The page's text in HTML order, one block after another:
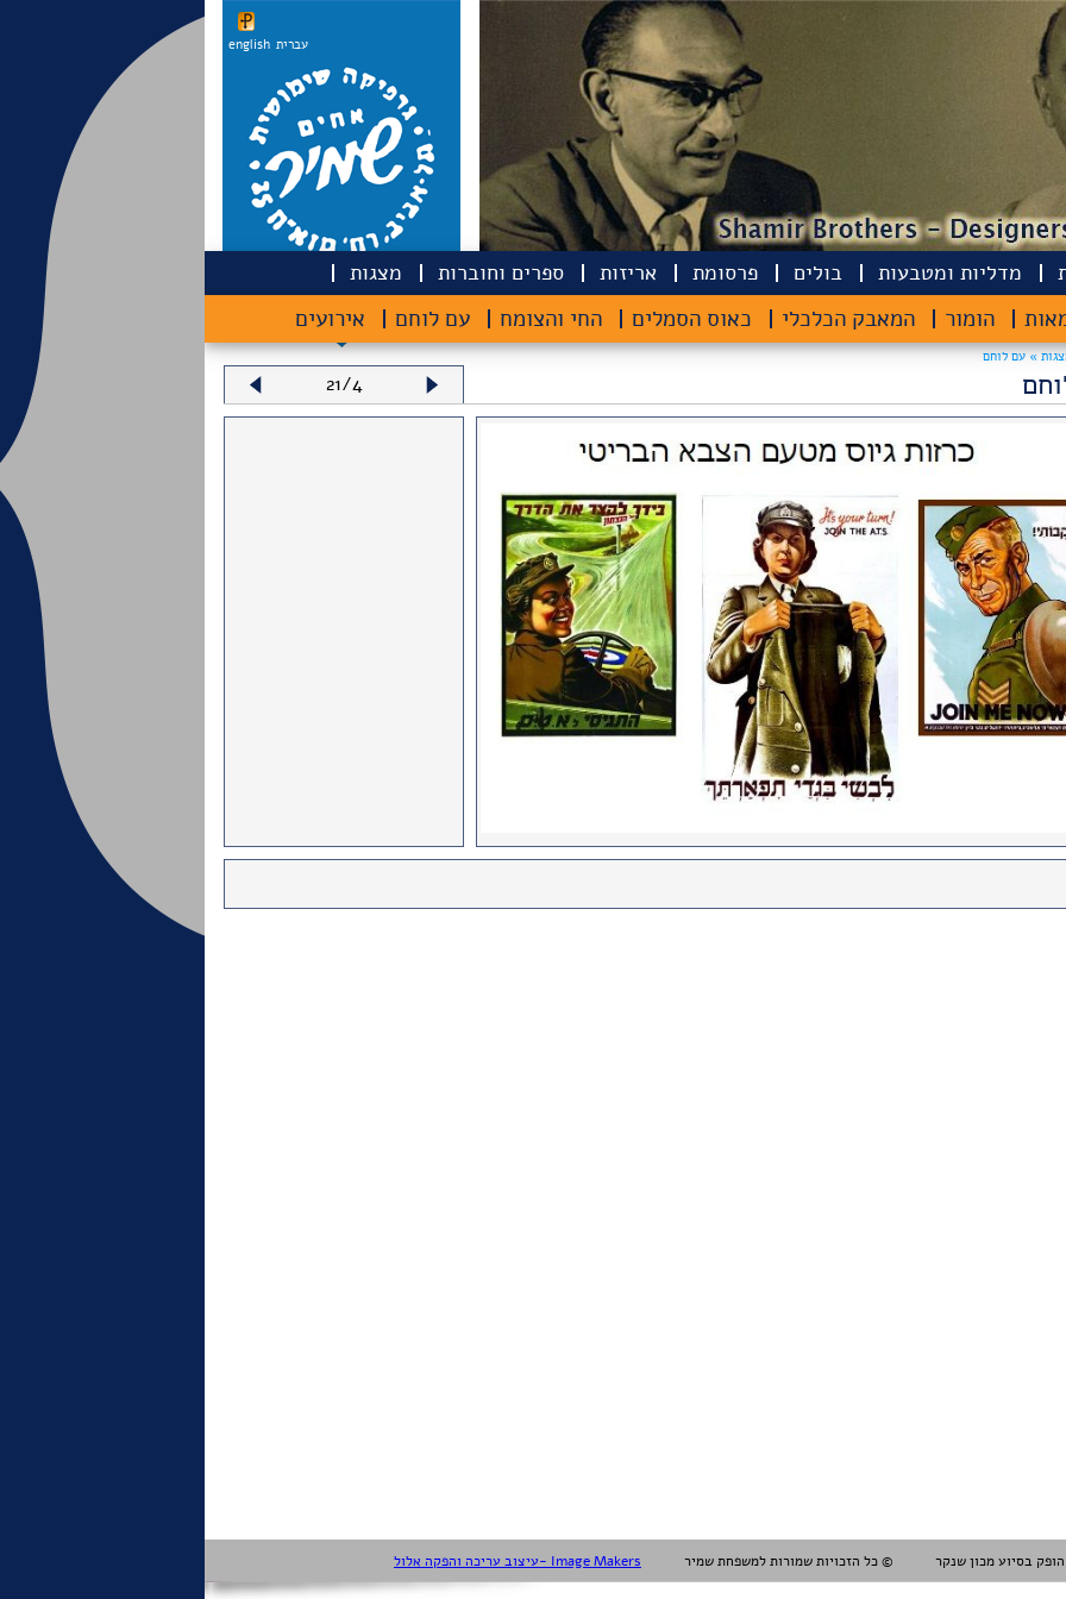
english עברית
מדליות ומטבעות בולים פרסומת אריזות ספרים וחוברות מצגות
הומור המאבק הכלכלי כאוס הסמלים החי והצומח עם לוחם אירועים
»עם לוחם
21/4
עיצוב עריכה והפקה אלול- Image Makers